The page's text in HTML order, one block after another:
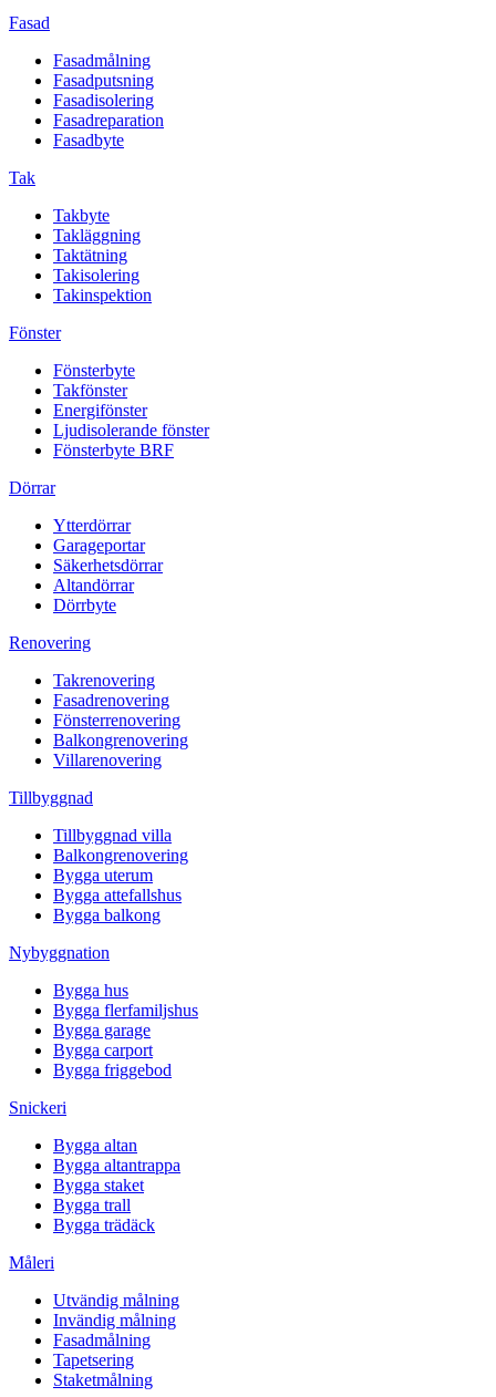
Fasad
Fasadmålning
Fasadputsning
Fasadisolering
Fasadreparation
Fasadbyte
Tak
Takbyte
Takläggning
Taktätning
Takisolering
Takinspektion
Fönster
Fönsterbyte
Takfönster
Energifönster
Ljudisolerande fönster
Fönsterbyte BRF
Dörrar
Ytterdörrar
Garageportar
Säkerhetsdörrar
Altandörrar
Dörrbyte
Renovering
Takrenovering
Fasadrenovering
Fönsterrenovering
Balkongrenovering
Villarenovering
Tillbyggnad
Tillbyggnad villa
Balkongrenovering
Bygga uterum
Bygga attefallshus
Bygga balkong
Nybyggnation
Bygga hus
Bygga flerfamiljshus
Bygga garage
Bygga carport
Bygga friggebod
Snickeri
Bygga altan
Bygga altantrappa
Bygga staket
Bygga trall
Bygga trädäck
Måleri
Utvändig målning
Invändig målning
Fasadmålning
Tapetsering
Staketmålning